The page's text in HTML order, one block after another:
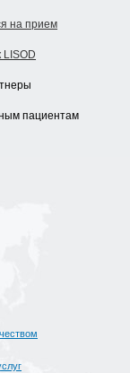
на прием
LISOD
пациентам